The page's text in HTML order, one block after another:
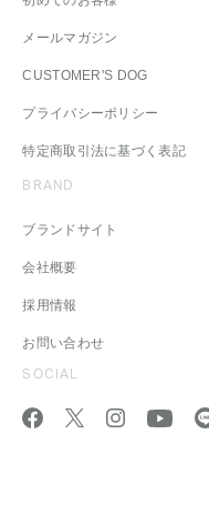
メールマガジン
CUSTOMER'S DOG
プライバシーポリシー
特定商取引法に基づく表記
BRAND
ブランドサイト
会社概要
採用情報
お問い合わせ
SOCIAL